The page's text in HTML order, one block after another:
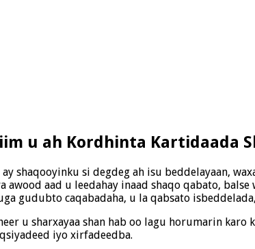
u ah Kordhinta Kartidaada
shaqooyinku si degdeg ah isu beddelayaan,
awood aad u leedahay inaad shaqo qabato,
gudubto caqabadaha, u la qabsato
u sharxayaa shan hab oo lagu horumarin
iyo xirfadeedba.